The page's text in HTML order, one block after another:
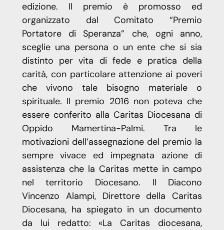
edizione. Il premio è promosso ed
organizzato dal Comitato “Premio
Portatore di Speranza” che, ogni anno,
sceglie una persona o un ente che si sia
distinto per vita di fede e pratica della
carità, con particolare attenzione ai poveri
che vivono tale bisogno materiale o
spirituale. Il premio 2016 non poteva che
essere conferito alla Caritas Diocesana di
Oppido Mamertina-Palmi. Tra le
motivazioni dell’assegnazione del premio la
sempre vivace ed impegnata azione di
assistenza che la Caritas mette in campo
nel territorio Diocesano. Il Diacono
Vincenzo Alampi, Direttore della Caritas
Diocesana, ha spiegato in un documento
da lui redatto: «La Caritas diocesana,